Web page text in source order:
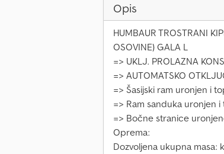
Opis
HUMBAUR TROSTRANI
OSOVINE) GALA L
=> UKLJ. PROLAZNA
=> AUTOMATSKO
=> Šasijski ram uronjen i
=> Ram sanduka uronjen
=> Bočne stranice
Oprema:
Dozvoljena ukupna masa: